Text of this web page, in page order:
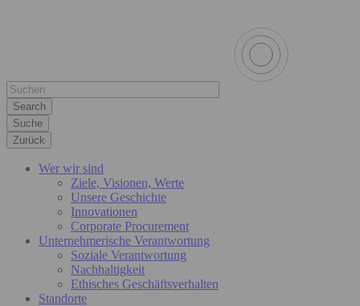
Suche
Zurück
Wer wir sind
Ziele, Visionen, Werte
Unsere Geschichte
Innovationen
Corporate Procurement
Unternehmerische Verantwortung
Soziale Verantwortung
Nachhaltigkeit
Ethisches Geschäftsverhalten
Standorte